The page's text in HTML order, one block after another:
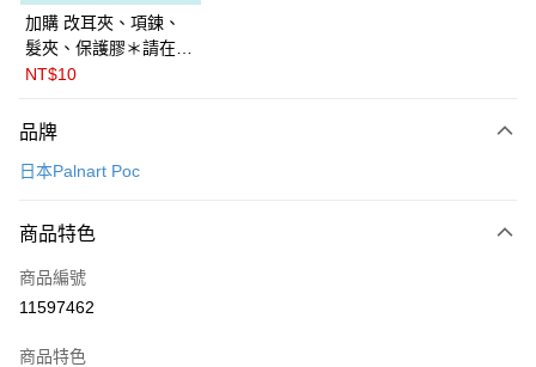
全盈+PAY
ATM付款
每筆NT$60
付款後萊爾富取貨
付款後7-11取貨
加購 改耳夾、項鍊、
髮夾、保護膠＊請在訂
單備註商品及欲修改的
PalnartPoc + 🇬🇧英國
FABLE 寓言
NT$10
品牌
日本Palnart Poc
商品特色
商品編號
11597462
商品特色